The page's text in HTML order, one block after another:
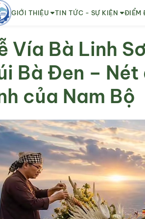
GIỚI THIỆU TIN TỨC - SỰ KIỆN ĐIỂM
Vía Bà Linh
Bà Đen –
của Nam Bộ